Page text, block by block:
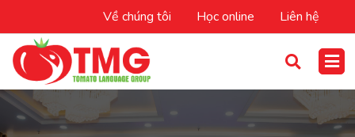
Về chúng tôi Học online Liên hệ